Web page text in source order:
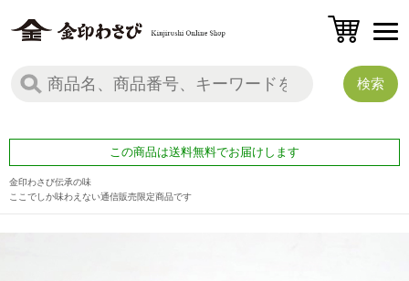
この商品は送料無料でお届けします
金印わさび伝承の味
ここでしか味わえない通信販売限定商品です